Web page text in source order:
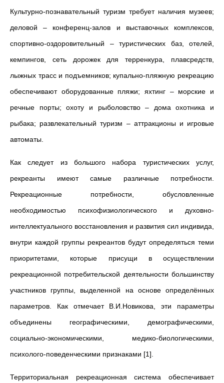
Культурно-познавательный туризм требует наличия музеев;
деловой – конференц-залов и выставочных комплексов,
спортивно-оздоровительный – туристических баз, отелей,
кемпингов, сеть дорожек для терренкура, плавсредств,
лыжных трасс и подъемников; купально-пляжную рекреацию
обеспечивают оборудованные пляжи; яхтинг – морские и
речные порты; охоту и рыболовство – дома охотника и
рыбака; развлекательный туризм – аттракционы и игровые
автоматы.
Как следует из большого набора туристических услуг,
рекреанты имеют самые различные потребности.
Рекреационные потребности, обусловленные
необходимостью психофизиологического и духовно-
интеллектуального восстановления и развития сил индивида,
внутри каждой группы рекреантов будут определяться теми
приоритетами, которые присущи в осуществлении
рекреационной потребительской деятельности большинству
участников группы, выделенной на основе определённых
параметров. Как отмечает В.И.Новикова, эти параметры
объединены географическими, демографическими,
социально-экономическими, медико-биологическими,
психолого-поведенческими признаками [1].
Территориальная рекреационная система обеспечивает